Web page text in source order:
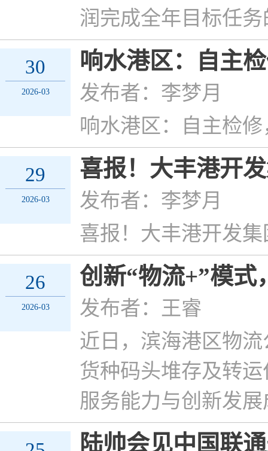
润完成全年目标任务
30
2026-03
响水港区：自主
发布者：李梦月
响水港区：自主检
29
2026-03
喜报！大丰港开
发布者：李梦月
喜报！大丰港开发
26
2026-03
创新“物流+”模式
发布者：王睿
近日，滨海港区物
货种码头堆存及转
服务能力与创新发
陆帅会见中国联